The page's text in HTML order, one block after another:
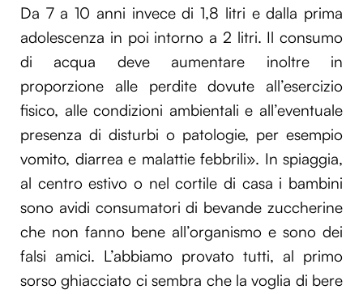
Da 7 a 10 anni invece di 1,8 litri e dalla prima
adolescenza in poi intorno a 2 litri. Il consumo
di acqua deve aumentare inoltre in
proporzione alle perdite dovute all’esercizio
fisico, alle condizioni ambientali e all’eventuale
presenza di disturbi o patologie, per esempio
vomito, diarrea e malattie febbrili». In spiaggia,
al centro estivo o nel cortile di casa i bambini
sono avidi consumatori di bevande zuccherine
che non fanno bene all’organismo e sono dei
falsi amici. L’abbiamo provato tutti, al primo
sorso ghiacciato ci sembra che la voglia di bere